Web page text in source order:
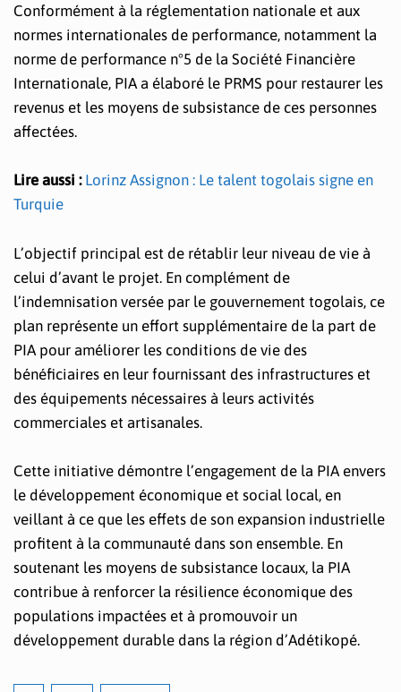
Conformément à la réglementation nationale et aux
normes internationales de performance, notamment la
norme de performance n°5 de la Société Financière
Internationale, PIA a élaboré le PRMS pour restaurer les
revenus et les moyens de subsistance de ces personnes
affectées.
Lire aussi : Lorinz Assignon : Le talent togolais signe en
Turquie
L’objectif principal est de rétablir leur niveau de vie à
celui d’avant le projet. En complément de
l’indemnisation versée par le gouvernement togolais, ce
plan représente un effort supplémentaire de la part de
PIA pour améliorer les conditions de vie des
bénéficiaires en leur fournissant des infrastructures et
des équipements nécessaires à leurs activités
commerciales et artisanales.
Cette initiative démontre l’engagement de la PIA envers
le développement économique et social local, en
veillant à ce que les effets de son expansion industrielle
profitent à la communauté dans son ensemble. En
soutenant les moyens de subsistance locaux, la PIA
contribue à renforcer la résilience économique des
populations impactées et à promouvoir un
développement durable dans la région d’Adétikopé.